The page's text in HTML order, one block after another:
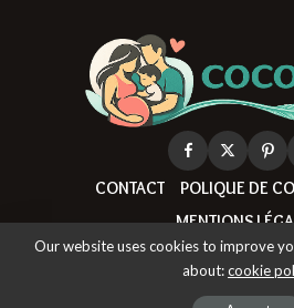
CONTACT
POLIQUE DE
MENTIONS
Our website uses cookies to improve
about:cookie